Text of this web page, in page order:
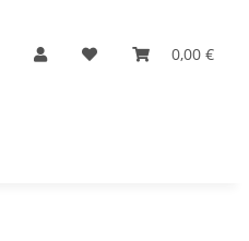
0,00 €